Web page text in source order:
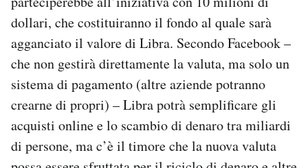
dollari, che costituiranno il fondo al quale sarà
agganciato il valore di Libra. Secondo Facebook –
che non gestirà direttamente la valuta, ma solo un
sistema di pagamento (altre aziende potranno
crearne di propri) – Libra potrà semplificare gli
acquisti online e lo scambio di denaro tra miliardi
di persone, ma c’è il timore che la nuova valuta